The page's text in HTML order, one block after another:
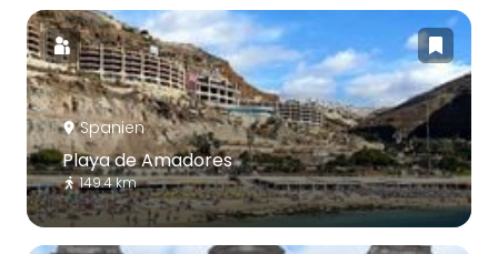
Spanien
Playa de Amadores
149.4 km